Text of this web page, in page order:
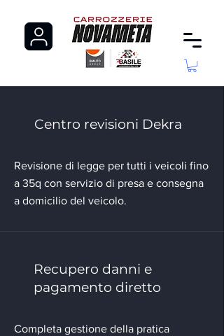
Centro revisioni Dekra
Revisione di legge per tutti i veicoli fino
a 35q con servizio di presa e consegna
a domicilio del veicolo.
Recupero danni e
pagamento diretto
Completa gestione della pratica